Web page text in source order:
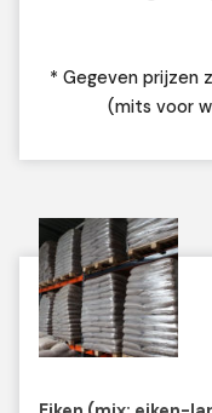
* Gegeven prijzen
(mits voor